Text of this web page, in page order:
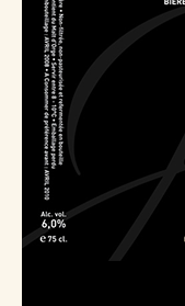
Santé & douceurs
Les cafés de Jean
Les tablettes de
NEWS
CONTACT